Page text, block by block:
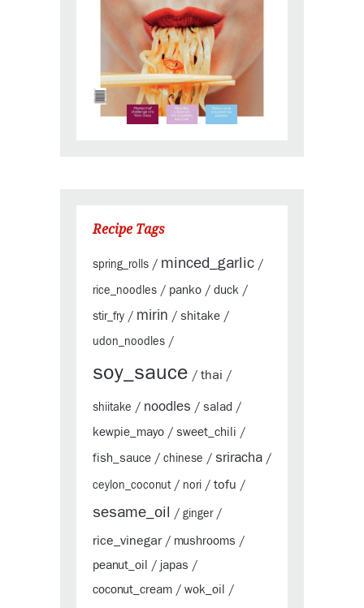
Recipe Tags
spring_rolls / minced_garlic /
rice_noodles / panko / duck /
stir_fry / mirin / shitake /
udon_noodles /
soy_sauce / thai /
shiitake / noodles / salad /
kewpie_mayo / sweet_chili /
fish_sauce / chinese / sriracha /
ceylon_coconut / nori / tofu /
sesame_oil / ginger/
rice_vinegar/ mushrooms /
peanut_oil / japas /
coconut_cream / wok_oil /